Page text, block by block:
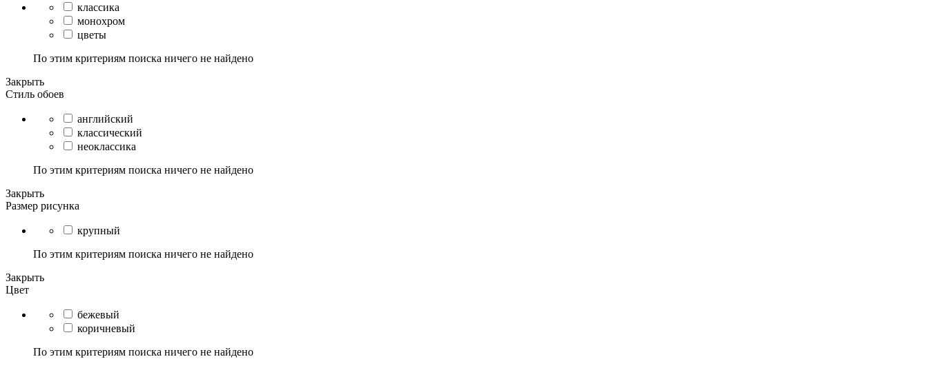
классика
монохром
цветы
По этим критериям поиска ничего не найдено
Закрыть
Стиль обоев
английский
классический
неоклассика
По этим критериям поиска ничего не найдено
Закрыть
Размер рисунка
крупный
По этим критериям поиска ничего не найдено
Закрыть
Цвет
бежевый
коричневый
По этим критериям поиска ничего не найдено